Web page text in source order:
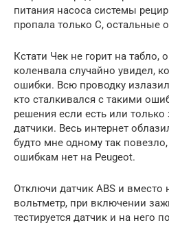
питания насоса системы
пропала только С, остальные
Кстати Чек не горит на табло,
коленвала случайно увидел,
ошибки. Всю проводку
кто сталкивался с такими
решения если есть или
датчики. Весь интернет
будто мне одному так
ошибкам нет на Peugeot.
Отключи датчик ABS и вместо
вольтметр, при включении
тестируется датчик и на него